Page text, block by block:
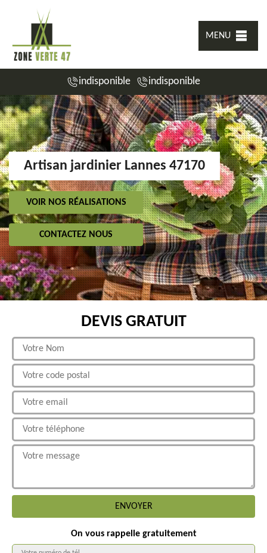
MENU
indisponible indisponible
Artisan jardinier Lannes 47170
VOIR NOS RÉALISATIONS
CONTACTEZ NOUS
DEVIS GRATUIT
On vous rappelle gratuitement